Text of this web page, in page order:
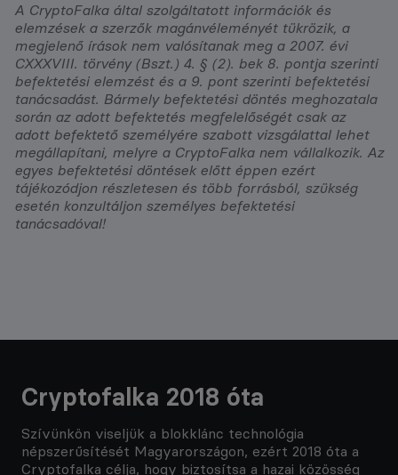
A CryptoFalka által szolgáltatott információk és
elemzések a szerzők magánvéleményét tükrözik, a
megjelenő írások nem valósítanak meg a 2007. évi
CXXXVIII. törvény (Bszt.) 4. § (2). bek 8. pontja szerinti
befektetési elemzést és a 9. pont szerinti befektetési
tanácsadást. Bármely befektetési döntés meghozatala
során az adott befektetés megfelelőségét csak az
adott befektető személyére szabott vizsgálattal lehet
megállapítani, melyre a CryptoFalka nem vállalkozik. Az
egyes befektetési döntések előtt éppen ezért
tájékozódjon részletesen és több forrásból, szükség
esetén konzultáljon személyes befektetési
tanácsadóval!
Cryptofalka 2018 óta
Szívünkön viseljük a blokklánc technológia
népszerűsítését Magyarországon, ezért 2018 óta a
Cryptofalka célja, hogy biztosítsa a hazai közösség